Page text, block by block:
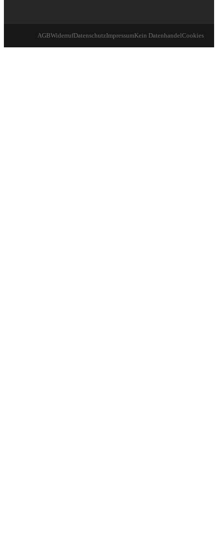
AGBWiderrufDatenschutzImpressumKein DatenhandelCookies